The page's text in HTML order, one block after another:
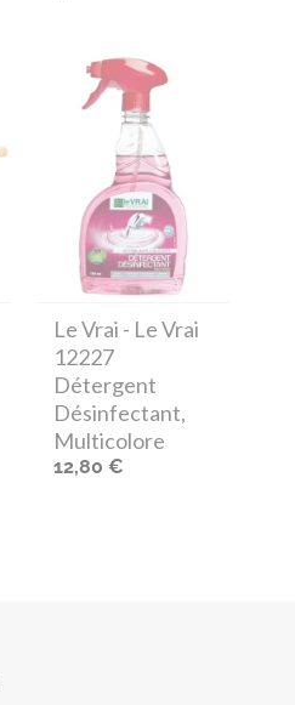
Le Vrai - Le Vrai
12227
Détergent
Désinfectant,
Multicolore
12,80 €